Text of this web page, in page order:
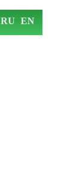
RU EN